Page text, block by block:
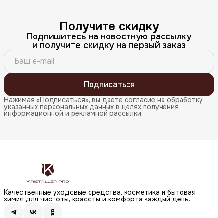
Получите скидку
Подпишитесь на новостную рассылку
и получите скидку на первый заказ
Подписаться
Нажимая «Подписаться», вы даете согласие на обработку
указанных персональных данных в целях получения
информационной и рекламной рассылки
Качественные уходовые средства, косметика и бытовая
химия для чистоты, красоты и комфорта каждый день.